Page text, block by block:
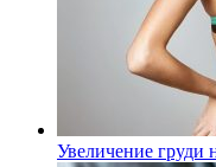
Увеличение груди